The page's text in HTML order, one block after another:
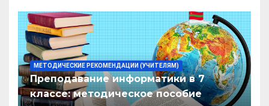
МЕТОДИЧЕСКИЕ РЕКОМЕНДАЦИИ (УЧИТЕЛЯМ)
Преподавание информатики в 7
классе: методическое пособие